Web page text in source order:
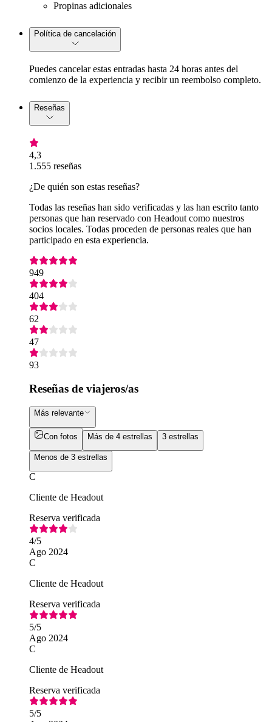
Propinas adicionales
Política de cancelación
Puedes cancelar estas entradas hasta 24 horas antes del
comienzo de la experiencia y recibir un reembolso completo.
Reseñas
4,3
1.555 reseñas
¿De quién son estas reseñas?
Todas las reseñas han sido verificadas y las han escrito tanto
personas que han reservado con Headout como nuestros
socios locales. Todas proceden de personas reales que han
participado en esta experiencia.
949
404
62
47
93
Reseñas de viajeros/as
Más relevante
Con fotos Más de 4 estrellas 3 estrellas
Menos de 3 estrellas
C
Cliente de Headout
Reserva verificada
4/5
Ago 2024
C
Cliente de Headout
Reserva verificada
5/5
Ago 2024
C
Cliente de Headout
Reserva verificada
5/5